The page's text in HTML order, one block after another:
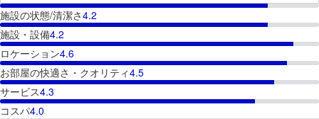
施設の状態/清潔さ4.2
施設・設備4.2
ロケーション4.6
お部屋の快適さ・クオリティ4.5
サービス4.3
コスパ4.0